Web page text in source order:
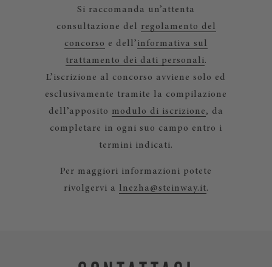
Si raccomanda un’attenta
consultazione del regolamento del
concorso e dell’informativa sul
trattamento dei dati personali.
L’iscrizione al concorso avviene solo ed
esclusivamente tramite la compilazione
dell’apposito modulo di iscrizione, da
completare in ogni suo campo entro i
termini indicati.
Per maggiori informazioni potete
rivolgervi a lnezha@steinway.it.